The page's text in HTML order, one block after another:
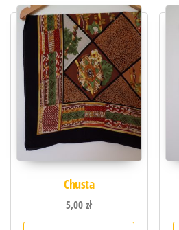
Chusta
5,00zł